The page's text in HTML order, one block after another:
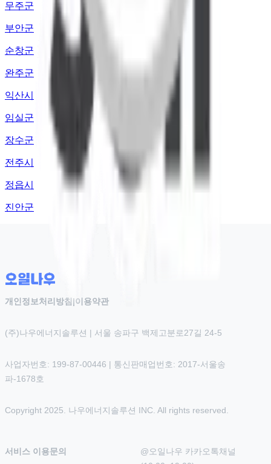
무주군
부안군
순창군
완주군
익산시
임실군
장수군
전주시
정읍시
진안군
개인정보처리방침|이용약관
(주)나우에너지솔루션 | 서울 송파구 백제고분로27길 24-5
사업자번호: 199-87-00446 | 통신판매업번호: 2017-서울송
파-1678호
Copyright 2025. 나우에너지솔루션 INC. All rights reserved.
서비스 이용문의
@오일나우 카카오톡채널